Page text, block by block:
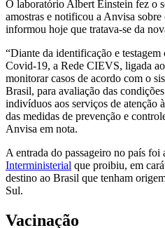
O laboratório Albert Einstein fez o
amostras e notificou a Anvisa
informou hoje que tratava-se da
“Diante da identificação e
Covid-19, a Rede CIEVS, ligada
monitorar casos de acordo com o
Brasil, para avaliação das
indivíduos aos serviços de atenção
das medidas de prevenção e
Anvisa em nota.
A entrada do passageiro no país foi
Interministerial que proibiu, em
destino ao Brasil que tenham
Sul.
Vacinação